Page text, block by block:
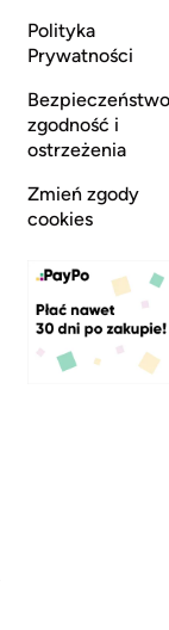
Polityka
Prywatności
zgodność i
ostrzeżenia
Zmień zgody
cookies